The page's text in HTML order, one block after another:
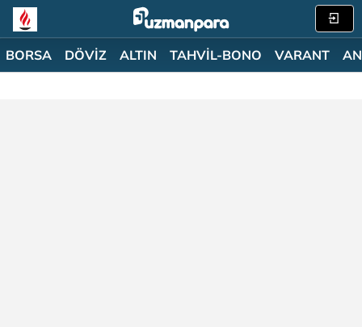
BORSA DÖVİZ ALTIN TAHVİL-BONO VARANT